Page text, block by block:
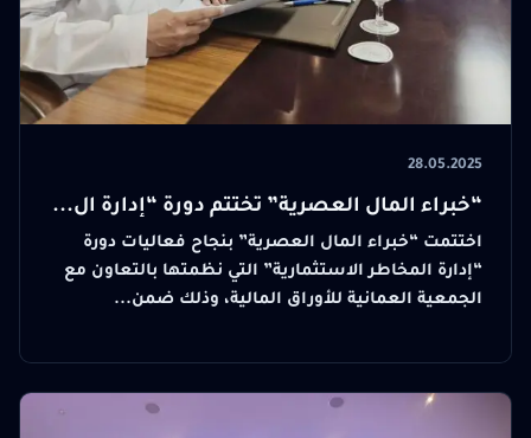
28.05.2025
“خبراء المال العصرية” تختتم دورة “إدارة ال...
اختتمت “خبراء المال العصرية” بنجاح فعاليات دورة
“إدارة المخاطر الاستثمارية” التي نظمتها بالتعاون مع
الجمعية العمانية للأوراق المالية، وذلك ضمن...